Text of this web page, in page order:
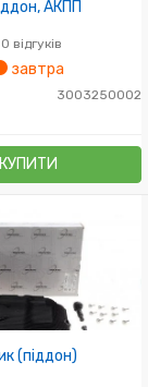
АКПП
0 відгуків
завтра
3003250002
КУПИТИ
(піддон)